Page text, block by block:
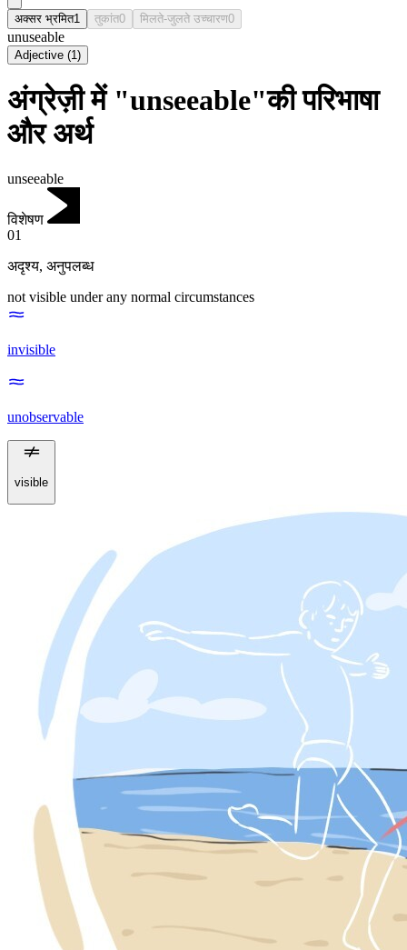
अक्सर भ्रमित1 तुकांत0 मिलते-जुलते उच्चारण0
unuseable
Adjective (1)
अंग्रेज़ी में "unseeable"की परिभाषा
और अर्थ
unseeable
विशेषण
01
अदृश्य, अनुपलब्ध
not visible under any normal circumstances
invisible
unobservable
visible